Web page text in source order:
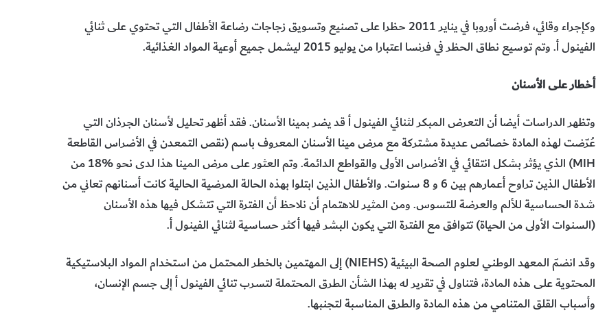
وكإجراء وقائي، فرضت أوروبا في يناير 2011 حظرا على تصنيع وتسويق زجاجات رضاعة الأطفال التي تحتوي على ثنائي
الفينول أ. وتم توسيع نطاق الحظر في فرنسا اعتبارا من يوليو 2015 ليشمل جميع أوعية المواد الغذائية.
أخطار على الأسنان
وتظهر الدراسات أيضا أن التعرض المبكر لثنائي الفينول أ قد يضر بمينا الأسنان. فقد أظهر تحليل لأسنان الجرذان التي
عُرّضت لهذه المادة خصائص عديدة مشتركة مع مرض مينا الأسنان المعروف باسم (نقص التمعدن في الأضراس القاطعة
MIH) الذي يؤثر بشكل انتقائي في الأضراس الأولى والقواطع الدائمة. وتم العثور على مرض المينا هذا لدى نحو %18 من
الأطفال الذين تراوح أعمارهم بين 6 و 8 سنوات. والأطفال الذين ابتلوا بهذه الحالة المرضية الحالية كانت أسنانهم تعاني من
شدة الحساسية للألم والعرضة للتسوس. ومن المثير للاهتمام أن نلاحظ أن الفترة التي تتشكل فيها هذه الأسنان
(السنوات الأولى من الحياة) تتوافق مع الفترة التي يكون البشر فيها أكثر حساسية لثنائي الفينول أ.
وقد انضمّ المعهد الوطني لعلوم الصحة البيئية (NIEHS) إلى المهتمين بالخطر المحتمل من استخدام المواد البلاستيكية
المحتوية على هذه المادة، فتناول في تقرير له بهذا الشأن الطرق المحتملة لتسرب تنائي الفينول أ إلى جسم الإنسان،
وأسباب القلق المتنامي من هذه المادة والطرق المناسبة لتجنبها.